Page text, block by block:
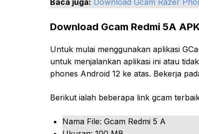
Download Gcam Redmi 5A
Untuk mulai menggunakan aplikasi
untuk menjalankan aplikasi ini atau
phones Android 12 ke atas. Bekerja
Berikut ialah beberapa link gcam
Nama File: Gcam Redmi 5 A